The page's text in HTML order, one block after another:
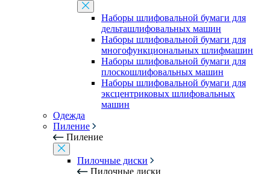
Наборы шлифовальной бумаги для
дельташлифовальных машин
Наборы шлифовальной бумаги для
многофункциональных шлифмашин
Наборы шлифовальной бумаги для
плоскошлифовальных машин
Наборы шлифовальной бумаги для
эксцентриковых шлифовальных
машин
Одежда
Пиление
Пиление
Пилочные диски
Пилочные диски